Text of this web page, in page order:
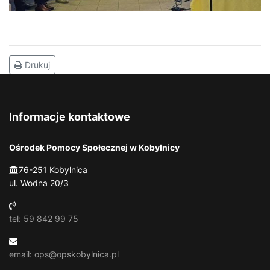
Drukuj
Informacje kontaktowe
Ośrodek Pomocy Społecznej w Kobylnicy
76-251 Kobylnica
ul. Wodna 20/3
tel: 59 842 99 75
email: ops@opskobylnica.pl